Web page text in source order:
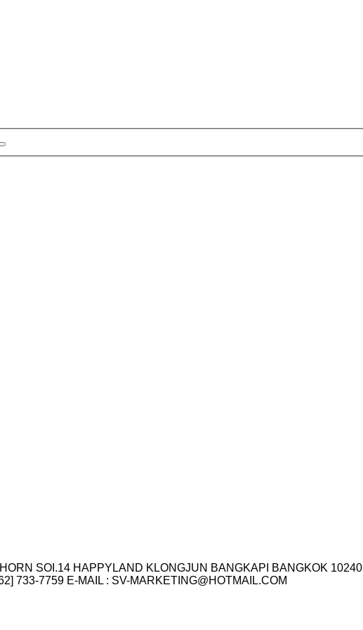
SOI.14 HAPPYLAND KLONGJUN BANGKAPI BANGKOK 10240
733-7759 E-MAIL : SV-MARKETING@HOTMAIL.COM